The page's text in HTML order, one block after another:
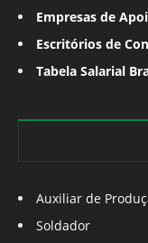
Empresas de
Escritórios de
Tabela Salarial
Auxiliar de
Soldador